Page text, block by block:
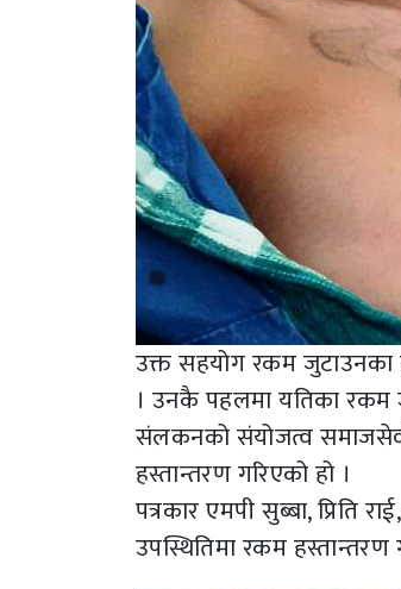
उक्त सहयोग रकम जुटाउनका
। उनकै पहलमा यतिका रकम
संलकनको संयोजत्व समाजसेवी
हस्तान्तरण गरिएको हो ।
पत्रकार एमपी सुब्बा, प्रिति
उपस्थितिमा रकम हस्तान्तरण